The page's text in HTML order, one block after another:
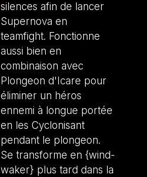
silences afin de lancer
Supernova en
teamfight. Fonctionne
aussi bien en
combinaison avec
Plongeon d'Icare pour
éliminer un héros
ennemi à longue portée
en les Cyclonisant
pendant le plongeon.
Se transforme en {wind-
waker} plus tard dans la